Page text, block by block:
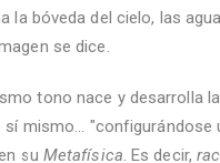
la bóveda del cielo, las
se dice.
tono nace y desarrolla
sí mismo... "configurándose
su Metafísica. Es decir,